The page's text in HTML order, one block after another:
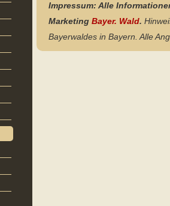
Impressum: Alle
Marketing Bayer. Wald.
Bayerwaldes in Bayern. Alle